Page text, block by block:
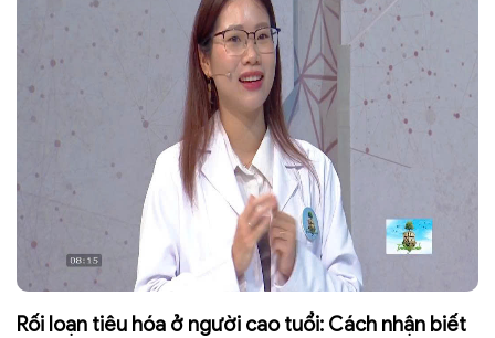
Rối loạn tiêu hóa ở người cao tuổi: Cách nhận biết